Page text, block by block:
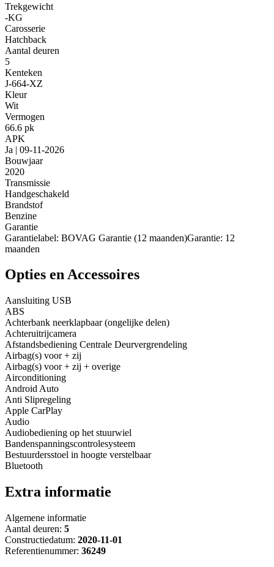
Trekgewicht
-KG
Carosserie
Hatchback
Aantal deuren
5
Kenteken
J-664-XZ
Kleur
Wit
Vermogen
66.6 pk
APK
Ja | 09-11-2026
Bouwjaar
2020
Transmissie
Handgeschakeld
Brandstof
Benzine
Garantie
Garantielabel: BOVAG Garantie (12 maanden)Garantie: 12
maanden
Opties en Accessoires
Aansluiting USB
ABS
Achterbank neerklapbaar (ongelijke delen)
Achteruitrijcamera
Afstandsbediening Centrale Deurvergrendeling
Airbag(s) voor + zij
Airbag(s) voor + zij + overige
Airconditioning
Android Auto
Anti Slipregeling
Apple CarPlay
Audio
Audiobediening op het stuurwiel
Bandenspanningscontrolesysteem
Bestuurdersstoel in hoogte verstelbaar
Bluetooth
Extra informatie
Algemene informatie
Aantal deuren: 5
Constructiedatum: 2020-11-01
Referentienummer: 36249